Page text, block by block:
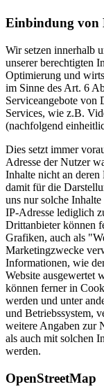
Einbindung von
Wir setzen innerhalb
unserer berechtigten
Optimierung und
im Sinne des Art. 6
Serviceangebote von
Services, wie z.B.
(nachfolgend
Dies setzt immer
Adresse der Nutzer
Inhalte nicht an
damit für die
uns nur solche
IP-Adresse lediglich
Drittanbieter können
Grafiken, auch als
Marketingzwecke
Informationen, wie
Website ausgewertet
können ferner in
werden und unter
und Betriebssystem,
weitere Angaben zur
als auch mit solchen
werden.
OpenStreetMap